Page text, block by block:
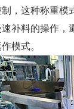
，这种称重
补料的操作
模式。